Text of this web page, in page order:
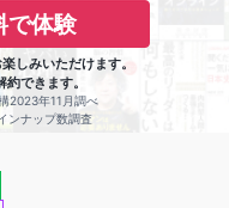
で体験
しみいただけます。
できます。
2023年11月調べ
ンナップ数調査